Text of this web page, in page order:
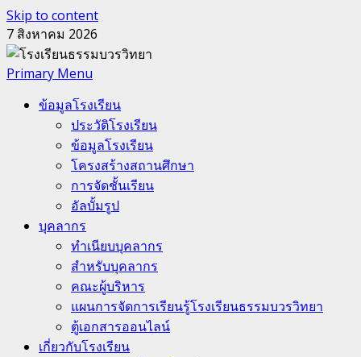
Skip to content
7 สิงหาคม 2026
Primary Menu
ข้อมูลโรงเรียน
ประวัติโรงเรียน
ข้อมูลโรงเรียน
โครงสร้างสถานศึกษา
การจัดชั้นเรียน
อัลบั้มรูป
บุคลากร
ทำเนียบบุคลากร
สำหรับบุคลากร
คณะผู้บริหาร
แผนการจัดการเรียนรู้โรงเรียนธรรมบวรวิทยา
ตู้เอกสารออนไลน์
เกี่ยวกับโรงเรียน